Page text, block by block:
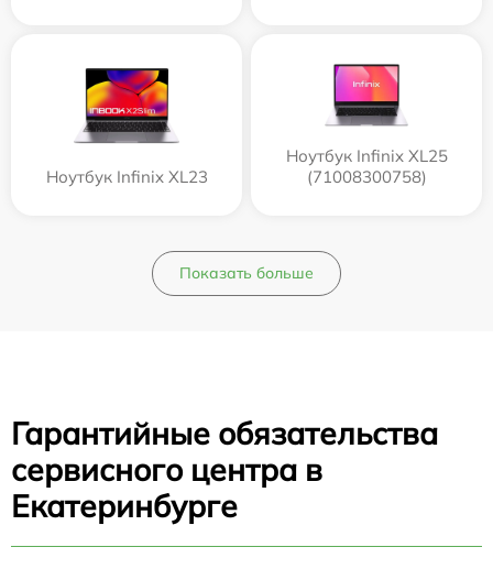
Ноутбук Infinix XL23
Ноутбук Infinix XL25
(71008300758)
Показать больше
Гарантийные обязательства
сервисного центра в
Екатеринбурге